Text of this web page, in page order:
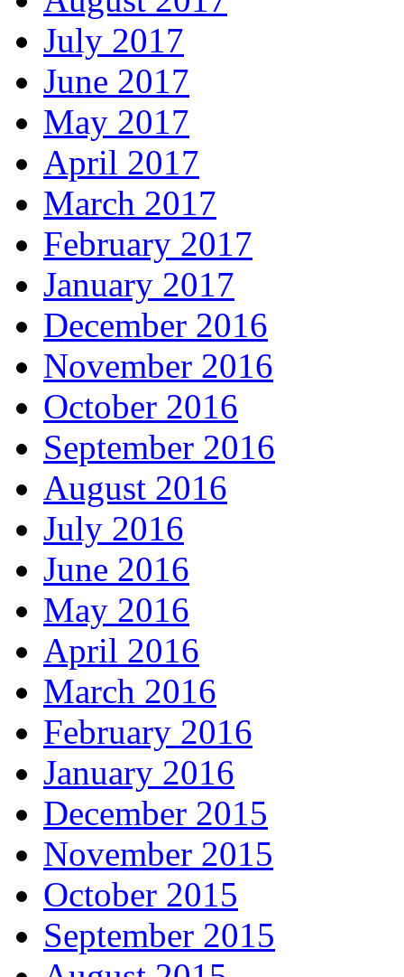
July 2017
June 2017
May 2017
April 2017
March 2017
February 2017
January 2017
December 2016
November 2016
October 2016
September 2016
August 2016
July 2016
June 2016
May 2016
April 2016
March 2016
February 2016
January 2016
December 2015
November 2015
October 2015
September 2015